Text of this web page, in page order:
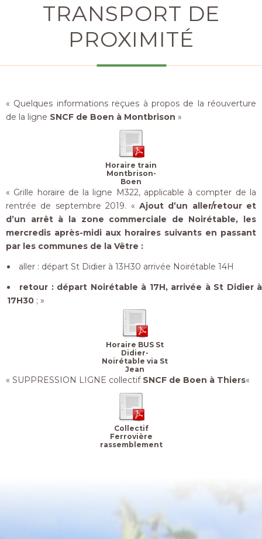
TRANSPORT DE
PROXIMITÉ
« Quelques informations reçues à propos de la réouverture
de la ligne SNCF de Boen à Montbrison »
Horaire train
Montbrison-
Boen
« Grille horaire de la ligne M322, applicable à compter de la
rentrée de septembre 2019. « Ajout d’un aller/retour et
d’un arrêt à la zone commerciale de Noirétable, les
mercredis après-midi aux horaires suivants en passant
par les communes de la Vêtre :
aller : départ St Didier à 13H30 arrivée Noirétable 14H
retour : départ Noirétable à 17H, arrivée à St Didier à
17H30 ; »
Horaire BUS St
Didier-
Noirétable via St
Jean
« SUPPRESSION LIGNE collectif SNCF de Boen à Thiers«
Collectif
Ferrovière
rassemblement